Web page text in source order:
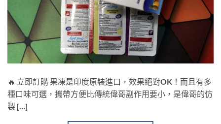
🔥 立即訂購 果凍是印度原裝進口，效果絕對OK！而且有多
種口味可選，攜帶方便比傳統偉哥副作用要小，是偉哥的仿
製 […]